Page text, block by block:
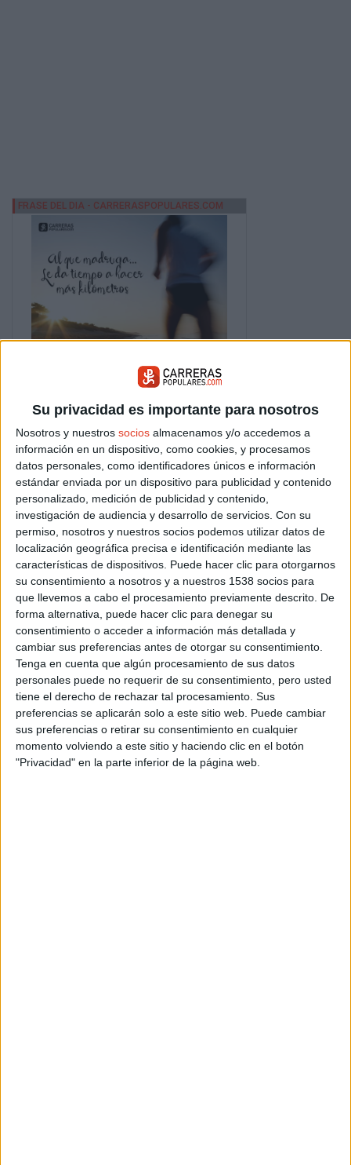
Su privacidad es importante para nosotros
Nosotros y nuestros socios almacenamos y/o accedemos a
información en un dispositivo, como cookies, y procesamos
datos personales, como identificadores únicos e información
estándar enviada por un dispositivo para publicidad y contenido
personalizado, medición de publicidad y contenido,
investigación de audiencia y desarrollo de servicios. Con su
permiso, nosotros y nuestros socios podemos utilizar datos de
localización geográfica precisa e identificación mediante las
características de dispositivos. Puede hacer clic para otorgarnos
su consentimiento a nosotros y a nuestros 1538 socios para
que llevemos a cabo el procesamiento previamente descrito. De
forma alternativa, puede hacer clic para denegar su
consentimiento o acceder a información más detallada y
cambiar sus preferencias antes de otorgar su consentimiento.
Tenga en cuenta que algún procesamiento de sus datos
personales puede no requerir de su consentimiento, pero usted
tiene el derecho de rechazar tal procesamiento. Sus
preferencias se aplicarán solo a este sitio web. Puede cambiar
sus preferencias o retirar su consentimiento en cualquier
momento volviendo a este sitio y haciendo clic en el botón
"Privacidad" en la parte inferior de la página web.
REGLAMENTO
TAMBIEN TE PUEDE INTERESAR
Planifica tu carrera